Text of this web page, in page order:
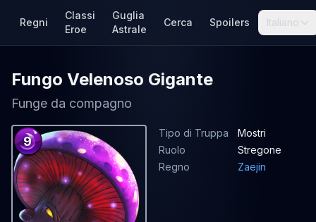
Regni
Classi
Eroe
Guglia
Astrale
Cerca Spoilers Italiano
Fungo Velenoso Gigante
Funge da compagno
9
Tipo di Truppa
Mostri
Ruolo
Stregone
Regno
Zaejin